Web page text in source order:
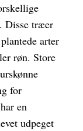
Disse træer
arter
røn. Store
for
en
udpeget